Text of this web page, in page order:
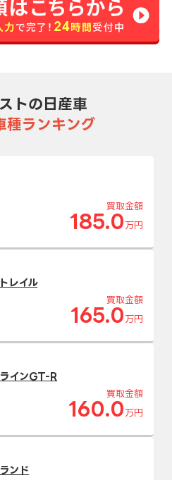
トの日産車
種ランキング
買取金額
185.0 万円
レイル
買取金額
165.0 万円
インGT-R
買取金額
160.0 万円
ンド